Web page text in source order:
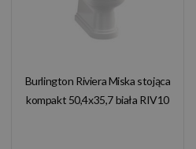
Burlington Riviera Miska stojąca
kompakt 50,4x35,7 biała RIV10